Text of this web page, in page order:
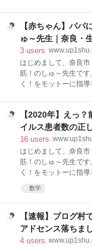
赤ちゃん大好きです
れこれを把握してい
る！ 初級編―ほめる
関係が生まれる ★ 自
編―具体的なほめ方
力・性格をほめる ★
★ ほめネットワーク
てもらう ★ 目を見て
いところを褒める ★
任をとってあげる ★
は注意点が
【赤ちゃん】パ
ゅ～先生｜奈良・
3 users
はじめまして、奈良
筋！のしゅ～先生で
く！をモットーに指
赤ちゃんを出産して
湧きませんが、しっ
のが僕と一緒でめっち
https://t.co/
— 家庭教師しゅ～先
(@shu_sense) 2020
で抱っこは出来ませ
だきありがとうござい
【2020年】えっ
イルス患者数の正
家庭教師歴15年 し
16 users
はじめまして、奈良
筋！のしゅ～先生で
く！をモットーに指
家庭教師ネタをブロ
よろしくお願いしま
じゃない！カビも、
例えば家にいる「普
も同じ！「世界の人
数学
【速報】ブログ
アドセンス落ちま
良・生駒の個人契
4 users